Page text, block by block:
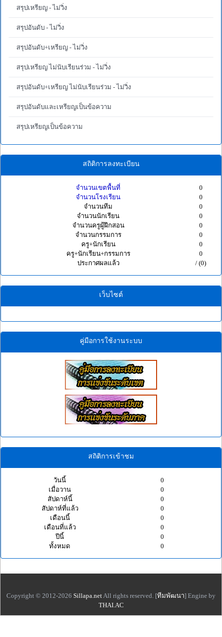
สรุปเหรียญ - ไม่วิ่ง
สรุปอันดับ - ไม่วิ่ง
สรุปอันดับ+เหรียญ - ไม่วิ่ง
สรุปเหรียญ ไม่นับเรียนร่วม - ไม่วิ่ง
สรุปอันดับ+เหรียญ ไม่นับเรียนร่วม - ไม่วิ่ง
สรุปอันดับและเหรียญเป็นข้อความ
สรุปเหรียญเป็นข้อความ
สถิติการลงทะเบียน
จำนวนเขตพื้นที่
0
จำนวนโรงเรียน
0
จำนวนทีม
0
จำนวนนักเรียน
0
จำนวนครูผู้ฝึกสอน
0
จำนวนกรรมการ
0
ครู+นักเรียน
0
ครู+นักเรียน+กรรมการ
0
ประกาศผลแล้ว
/ (0)
เว็บไซต์
คู่มือการใช้งานระบบ
สถิติการเข้าชม
วันนี้
0
เมื่อวาน
0
สัปดาห์นี้
0
สัปดาห์ที่แล้ว
0
เดือนนี้
0
เดือนที่แล้ว
0
ปีนี้
0
ทั้งหมด
0
Copyright © 2012-2026 Sillapa.net All rights reserved. [ทีมพัฒนา] Engine by
THAI.AC